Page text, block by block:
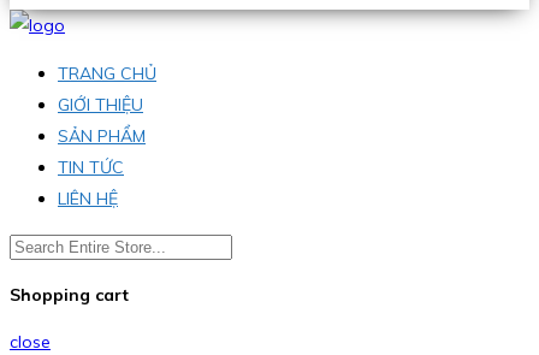
TRANG CHỦ
GIỚI THIỆU
SẢN PHẨM
TIN TỨC
LIÊN HỆ
Shopping cart
close